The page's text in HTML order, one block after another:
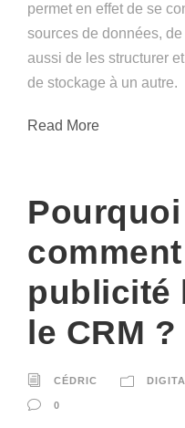
permet en effet de se
sources de données,
aussi de les structurer
de stockage à un autre.
Read More
publicité
le CRM ?
CÉDRIC
0